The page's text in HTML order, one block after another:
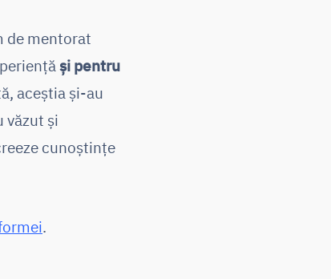
de mentorat
și pentru
aceștia și-au
văzut și
cunoștințe
.